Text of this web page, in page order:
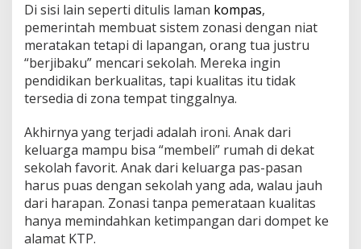
Di sisi lain seperti ditulis laman kompas,
pemerintah membuat sistem zonasi dengan niat
meratakan tetapi di lapangan, orang tua justru
“berjibaku” mencari sekolah. Mereka ingin
pendidikan berkualitas, tapi kualitas itu tidak
tersedia di zona tempat tinggalnya.
Akhirnya yang terjadi adalah ironi. Anak dari
keluarga mampu bisa “membeli” rumah di dekat
sekolah favorit. Anak dari keluarga pas-pasan
harus puas dengan sekolah yang ada, walau jauh
dari harapan. Zonasi tanpa pemerataan kualitas
hanya memindahkan ketimpangan dari dompet ke
alamat KTP.